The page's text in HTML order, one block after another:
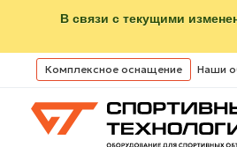
В связи с текущими
Комплексное оснащение Наши